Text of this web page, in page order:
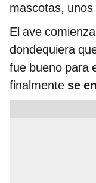
mascotas,
El ave
dondequiera
fue bueno para
finalmente se